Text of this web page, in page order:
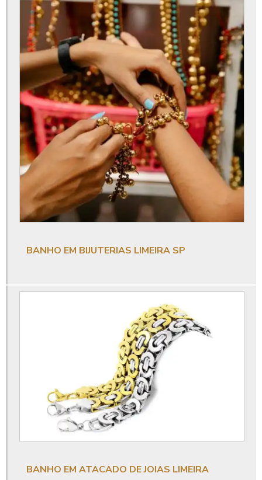
Banho de ouro limeira sp
Banho de paladio
Banho de paladio em semi joias
Banho de paladio limeira
Banho de prata
Banho de prata em bijuterias
Banho de ródio
Banho de ródio limeira sp
Banho em atacado de joias limeira
Banho em bijuterias limeira sp
Banho em semijoias limeira
BANHO EM BIJUTERIAS LIMEIRA SP
BANHO EM ATACADO DE JOIAS LIMEIRA